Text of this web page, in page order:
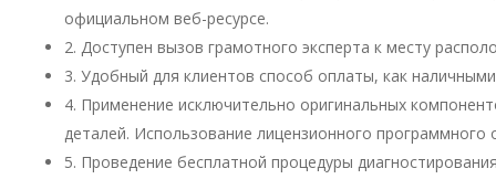
официальном веб-ресурсе.
2. Доступен вызов грамотного эксперта к месту
3. Удобный для клиентов способ оплаты, как
4. Применение исключительно оригинальных
деталей. Использование лицензионного
5. Проведение бесплатной процедуры